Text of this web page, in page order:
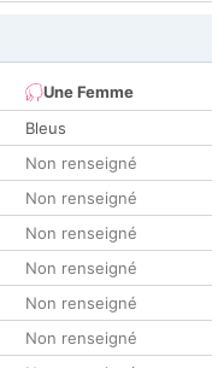
Une Femme
Bleus
Non renseigné
Non renseigné
Non renseigné
Non renseigné
Non renseigné
Non renseigné